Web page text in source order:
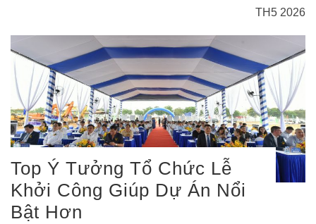
TH5 2026
Top Ý Tưởng Tổ Chức Lễ
Khởi Công Giúp Dự Án Nổi
Bật Hơn